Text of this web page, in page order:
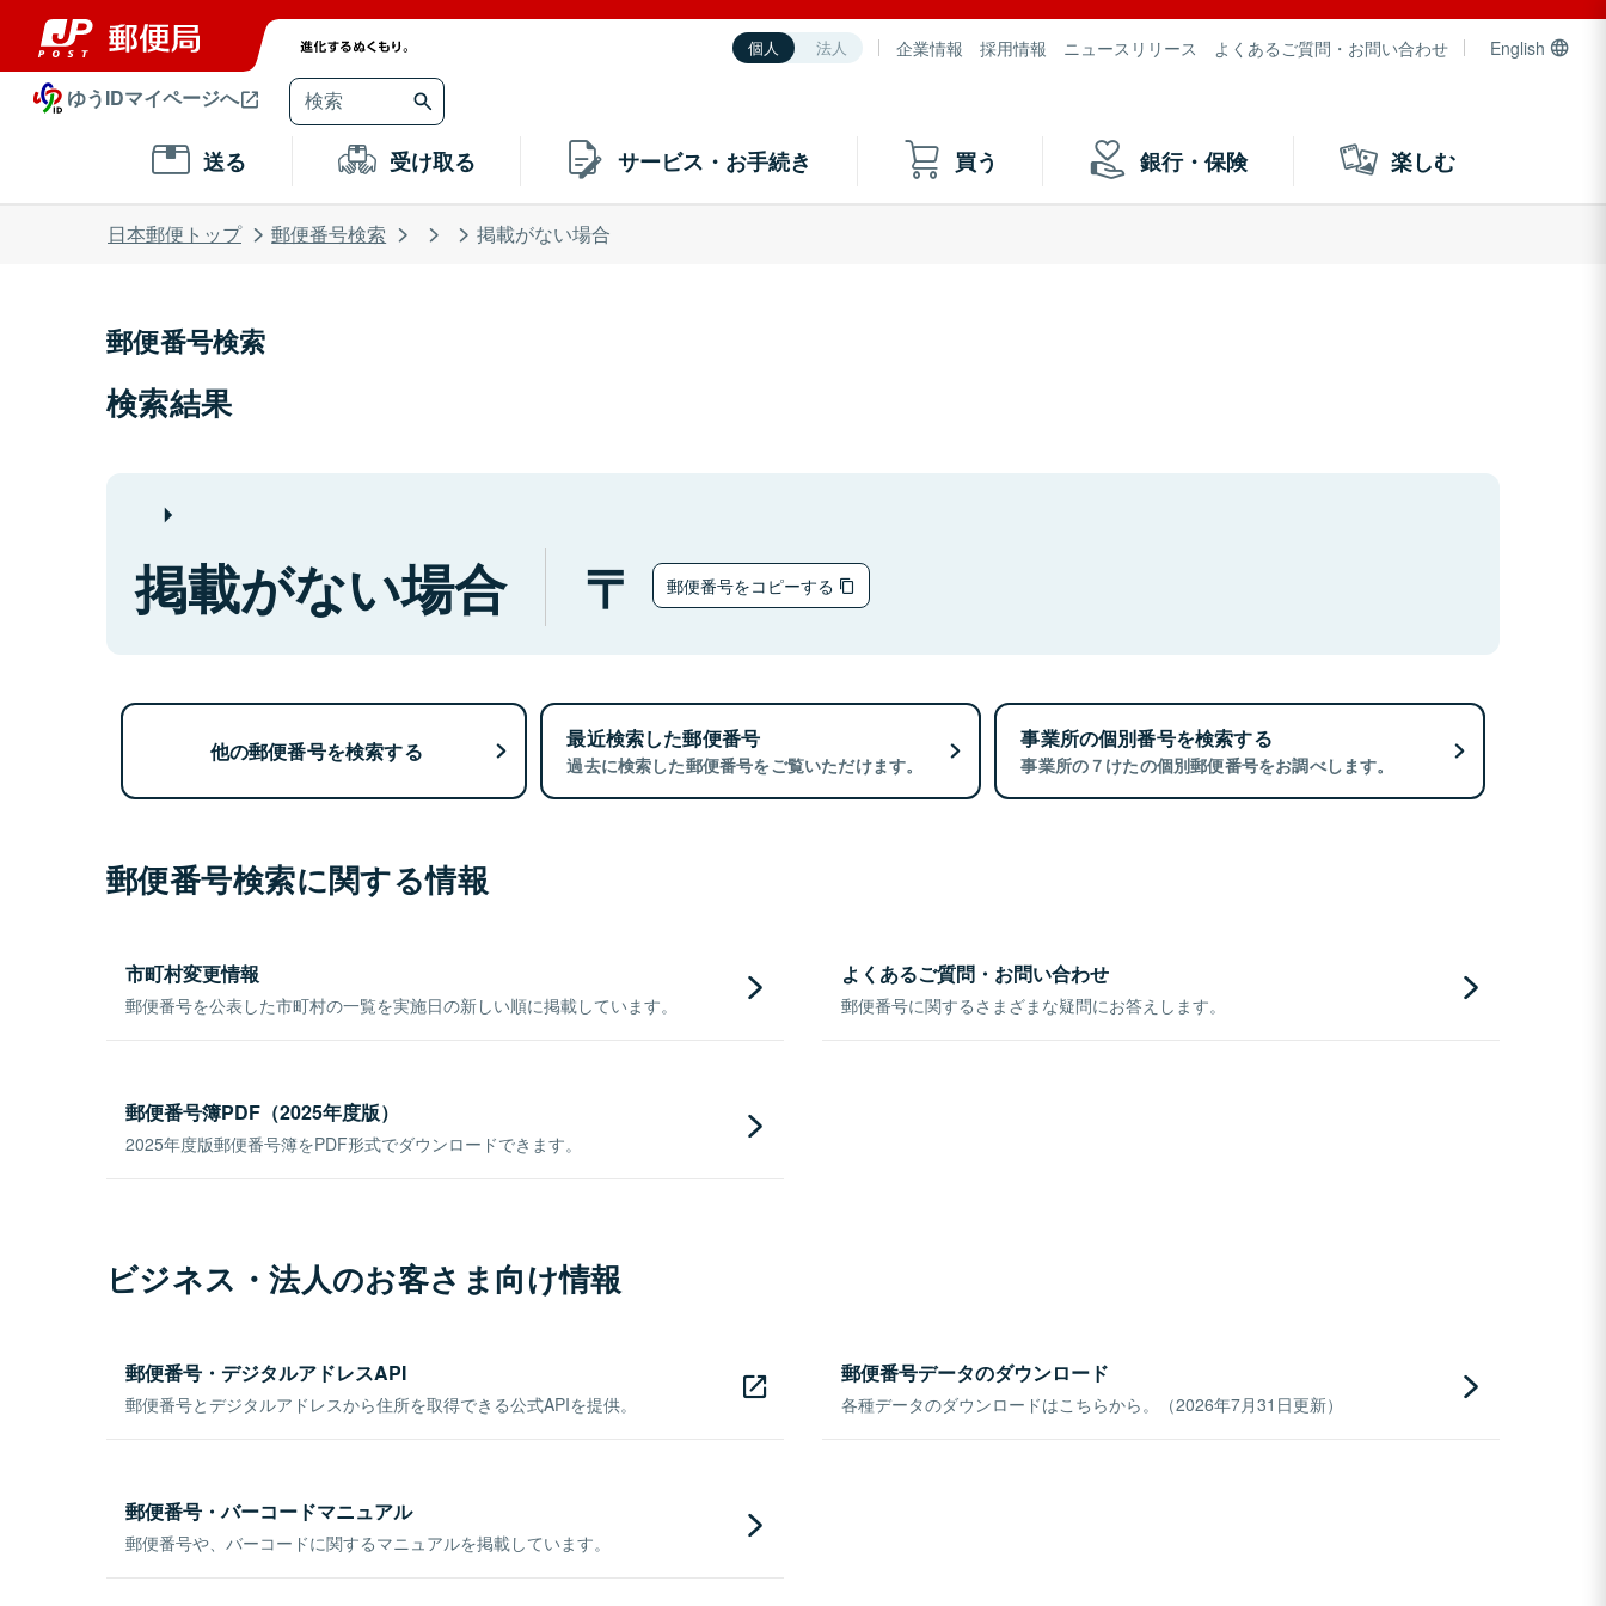
個人 法人 企業情報 採用情報 ニュースリリース よくあるご質問・お問い合わせ English
ゆうIDマイページへ
送る 受け取る サービス・お手続き 買う 銀行・保険 楽しむ
日本郵便トップ 郵便番号検索 掲載がない場合
郵便番号検索
検索結果
掲載がない場合 郵便番号をコピーする
他の郵便番号を検索する 最近検索した郵便番号
過去に検索した郵便番号をご覧いただけます。
事業所の個別番号を検索する
事業所の７けたの個別郵便番号をお調べします。
郵便番号検索に関する情報
市町村変更情報
郵便番号を公表した市町村の一覧を実施日の新しい順に掲載しています。
よくあるご質問・お問い合わせ
郵便番号に関するさまざまな疑問にお答えします。
郵便番号簿PDF（2025年度版）
2025年度版郵便番号簿をPDF形式でダウンロードできます。
ビジネス・法人のお客さま向け情報
郵便番号・デジタルアドレスAPI
郵便番号とデジタルアドレスから住所を取得できる公式APIを提供。
郵便番号データのダウンロード
各種データのダウンロードはこちらから。（2026年7月31日更新）
郵便番号・バーコードマニュアル
郵便番号や、バーコードに関するマニュアルを掲載しています。